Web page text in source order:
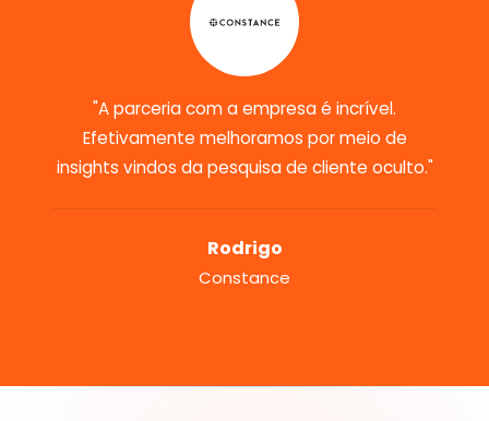
"A parceria com a empresa é incrível.
Efetivamente melhoramos por meio de
insights vindos da pesquisa de cliente oculto."
Rodrigo
Constance